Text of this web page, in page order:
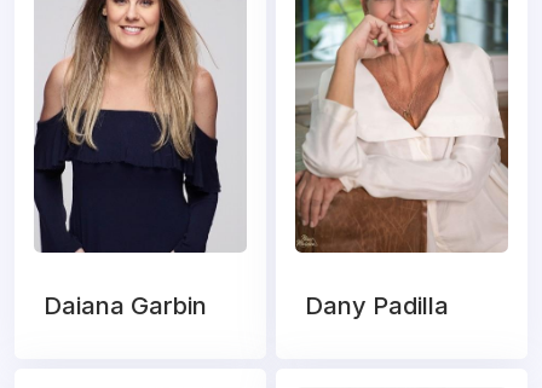
Daiana Garbin Dany Padilla